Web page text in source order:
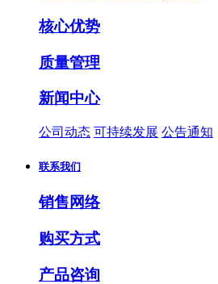
核心优势
质量管理
新闻中心
公司动态 可持续发展 公告通知
联系我们
销售网络
购买方式
产品咨询